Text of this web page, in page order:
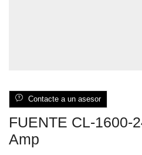
Contacte a un asesor
FUENTE CL-1600-
Amp